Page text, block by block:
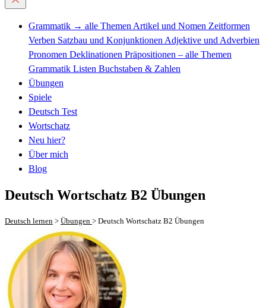
Grammatik → alle Themen Artikel und Nomen Zeitformen
Verben Satzbau und Konjunktionen Adjektive und Adverbien
Pronomen Deklinationen Präpositionen – alle Themen
Grammatik Listen Buchstaben & Zahlen
Übungen
Spiele
Deutsch Test
Wortschatz
Neu hier?
Über mich
Blog
Deutsch Wortschatz B2 Übungen
Deutsch lernen > Übungen > Deutsch Wortschatz B2 Übungen